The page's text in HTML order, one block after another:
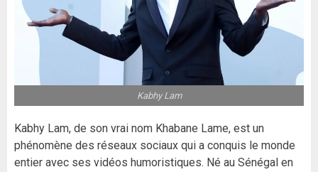
Kabhy Lam
Kabhy Lam, de son vrai nom Khabane Lame, est un
phénomène des réseaux sociaux qui a conquis le monde
entier avec ses vidéos humoristiques. Né au Sénégal en